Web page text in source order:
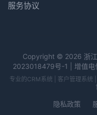
服务协议
Copyright © 2026 浙
2023018479号-1 | 增值电
专业的CRM系统 | 客户管理系统
隐私政策